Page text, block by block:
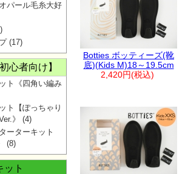
Botties ボッティーズ(靴
底)(Kids M)18～19.5cm
2,420円(税込)
パール毛糸大好
(17)
心者向け】
ト《四角い編み
ト【ぽっちゃり
》
(4)
ーターキット
(8)
ット